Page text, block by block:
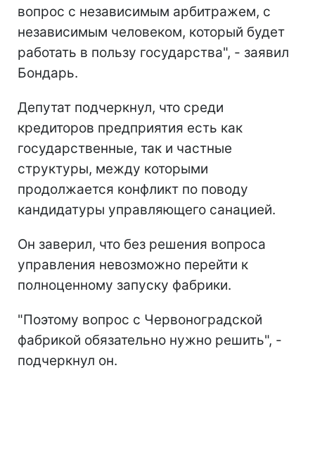
вопрос с независимым арбитражем, с
независимым человеком, который будет
работать в пользу государства", - заявил
Бондарь.
Депутат подчеркнул, что среди
кредиторов предприятия есть как
государственные, так и частные
структуры, между которыми
продолжается конфликт по поводу
кандидатуры управляющего санацией.
Он заверил, что без решения вопроса
управления невозможно перейти к
полноценному запуску фабрики.
"Поэтому вопрос с Червоноградской
фабрикой обязательно нужно решить", -
подчеркнул он.